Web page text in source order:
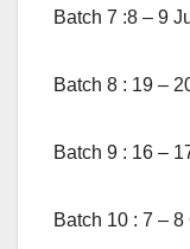
Batch 7 :8 – 9
Batch 8 : 19 –
Batch 9 : 16 –
Batch 10 : 7 –